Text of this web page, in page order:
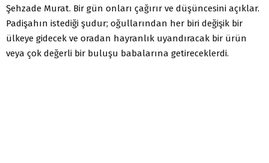
Şehzade Murat. Bir gün onları çağırır ve düşüncesini açıklar.
Padişahın istediği şudur; oğullarından her biri değişik bir
ülkeye gidecek ve oradan hayranlık uyandıracak bir ürün
veya çok değerli bir buluşu babalarına getireceklerdi.